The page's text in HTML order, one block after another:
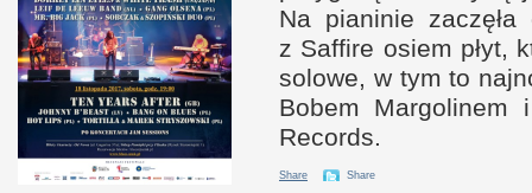
Na pianinie
z Saf­fire osiem płyt,
solowe, w tym to
Bobem Mar­golinem
Records.
Share Share